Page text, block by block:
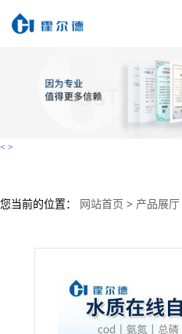
< >
您当前的位置： 网站首页 > 产品展厅